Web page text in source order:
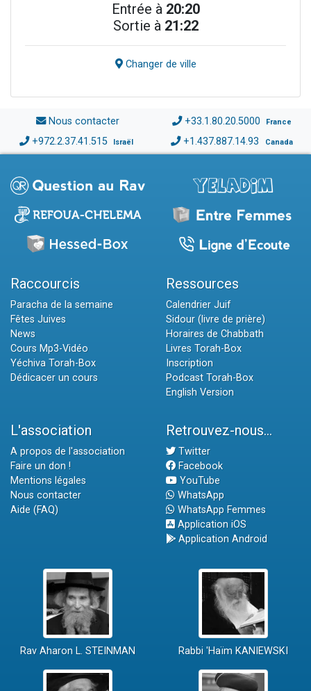
Entrée à 20:20
Sortie à 21:22
Changer de ville
Nous contacter +33.1.80.20.5000 France
+972.2.37.41.515 Israël +1.437.887.14.93 Canada
Raccourcis
Paracha de la semaine
Fêtes Juives
News
Cours Mp3-Vidéo
Yéchiva Torah-Box
Dédicacer un cours
Ressources
Calendrier Juif
Sidour (livre de prière)
Horaires de Chabbath
Livres Torah-Box
Inscription
Podcast Torah-Box
English Version
L'association
A propos de l'association
Faire un don !
Mentions légales
Nous contacter
Aide (FAQ)
Retrouvez-nous...
Twitter
Facebook
YouTube
WhatsApp
WhatsApp Femmes
Application iOS
Application Android
Rav Aharon L. STEINMAN Rabbi 'Haïm KANIEWSKI